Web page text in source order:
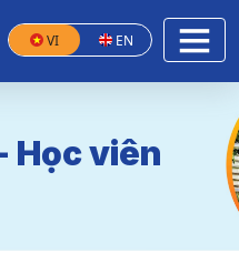
VI EN
Học viên